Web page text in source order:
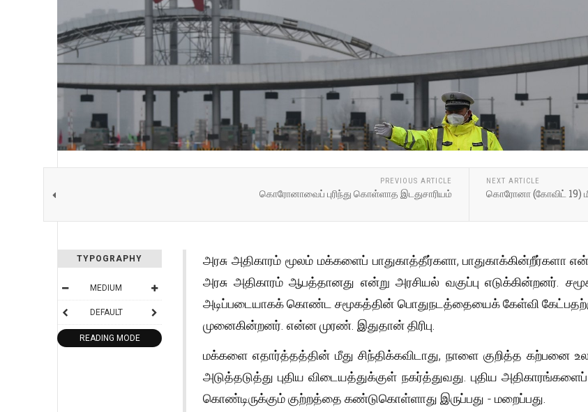
PREVIOUS ARTICLE
கொரோனாவைப் புரிந்து கொள்ளாத இடதுசாரியம்
NEXT ARTICLE
கொரோனா (கோவிட் 19)
TYPOGRAPHY
MEDIUM
DEFAULT
READING MODE
அரசு அதிகாரம் மூலம் மக்களைப் பாதுகாத்தீர்களா, பாதுகாக்கின்றீர்களா
அரசு அதிகாரம் ஆபத்தானது என்று அரசியல் வகுப்பு
அடிப்படையாகக் கொண்ட சமூகத்தின் பொதுநடத்தையைக் கேள்வி கேட்பதற்கு
முனைகின்றனர். என்ன முரண். இதுதான் திரிபு.
மக்களை எதார்த்தத்தின் மீது சிந்திக்கவிடாது, நாளை குறித்த கற்பனை
அடுத்தடுத்து புதிய விடையத்துக்குள் நகர்த்துவது. புதிய
கொண்டிருக்கும் குற்றத்தை கண்டுகொள்ளாது இருப்பது - மறைப்பது.